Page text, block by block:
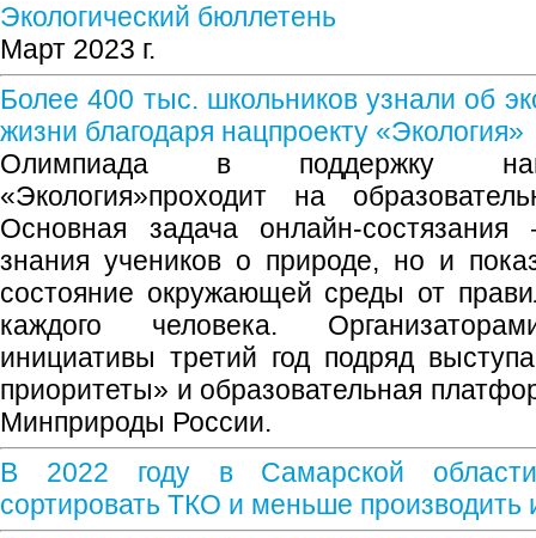
Экологический бюллетень
Март 2023 г.
Более 400 тыс. школьников узнали об
жизни благодаря нацпроекту «Экология»
Олимпиада в поддержку
«Экология»проходит на
Основная задача онлайн-
знания учеников о природе, но и
состояние окружающей среды от
каждого человека.
инициативы третий год подряд
приоритеты» и образовательная
Минприроды России.
В 2022 году в Самарской
сортировать ТКО и меньше производить